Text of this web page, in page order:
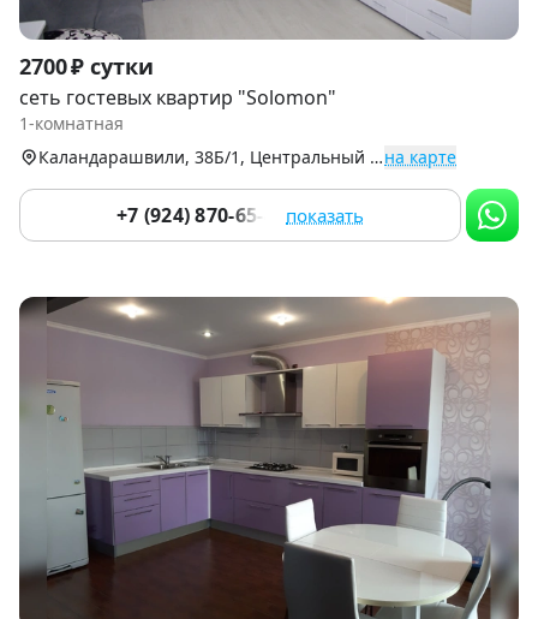
Item
1
of
2700 ₽ сутки
сеть гостевых квартир "Solomon"
1-комнатная
Каландарашвили, 38Б/1, Центральный округна карте
+7 (924) 870-65-43 показать